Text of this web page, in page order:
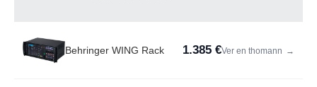
Behringer WING Rack 1.385 €Ver en thomann →